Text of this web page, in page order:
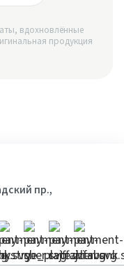
вдохновлённые
продукция
пр.,